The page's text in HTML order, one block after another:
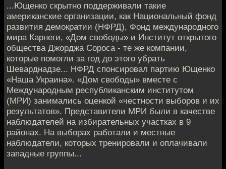
...Ющенко скрытно поддерживали такие
американские организации, как Национальный фонд
развития демократии (НФРД), Фонд международного
мира Карнеги, «Дом свободы» и Институт открытого
общества Джорджа Сороса - те же компании,
которые помогли за год до этого убрать
Шеварднадзе... НФРД спонсировал партию Ющенко
«Наша Украина». «Дом свободы» вместе с
Международным республиканским институтом
(МРИ) занимались оценкой «честности выборов и их
результатов». Представители МРИ были в качестве
наблюдателей на избирательных участках в 9
районах. На выборах работали и местные
наблюдатели, которых тренировали и оплачивали
западные группы...